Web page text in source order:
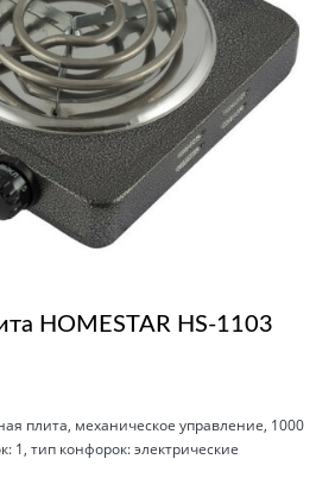
HOMESTAR HS-1103
плита, механическое управление, 1000
1, тип конфорок: электрические